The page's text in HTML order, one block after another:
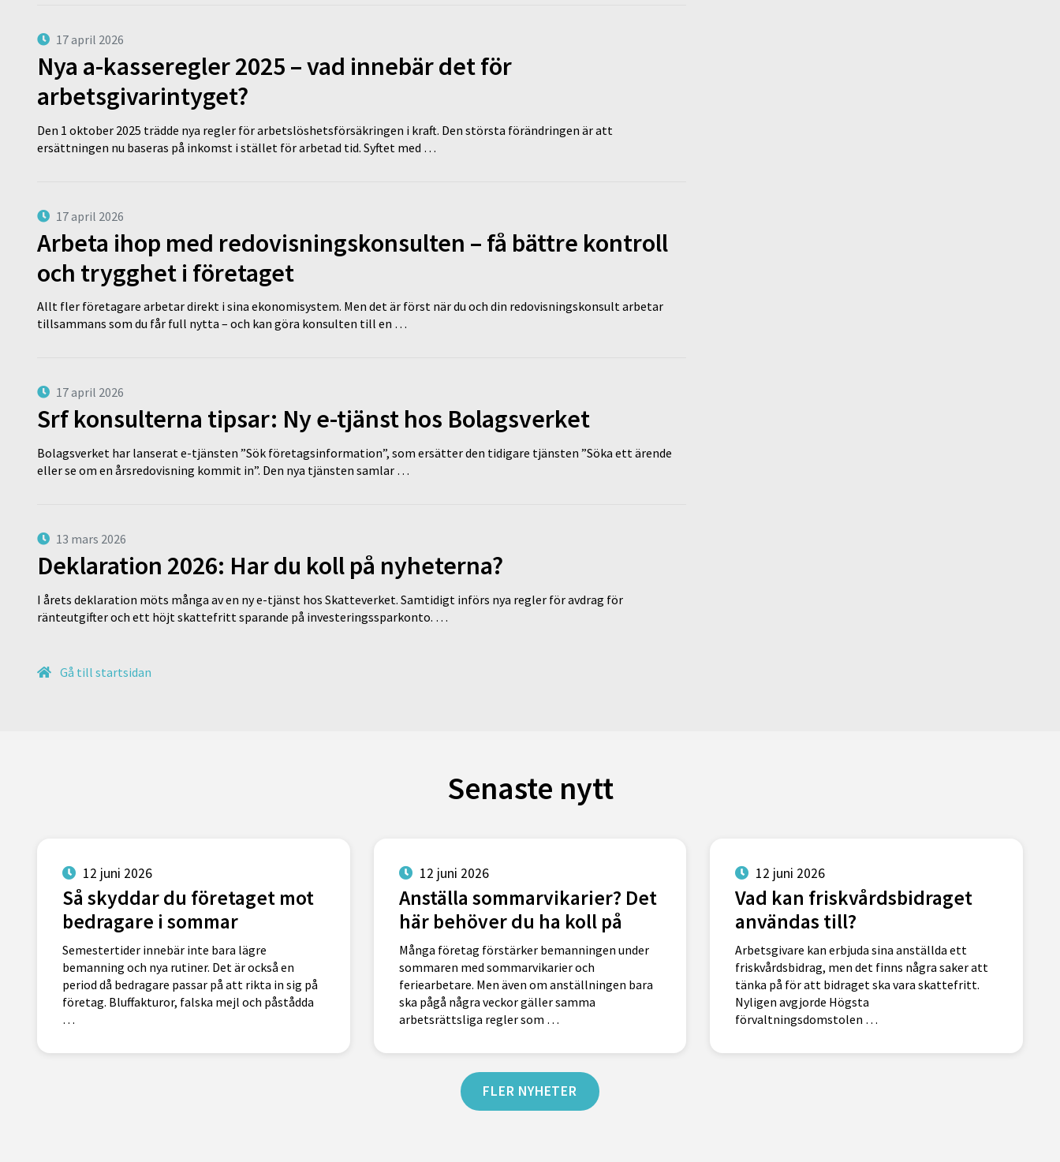
17 april 2026
Nya a-kasseregler 2025 – vad innebär det för
arbetsgivarintyget?
Den 1 oktober 2025 trädde nya regler för arbetslöshetsförsäkringen i kraft. Den största förändringen är att
ersättningen nu baseras på inkomst i stället för arbetad tid. Syftet med …
17 april 2026
Arbeta ihop med redovisningskonsulten – få bättre kontroll
och trygghet i företaget
Allt fler företagare arbetar direkt i sina ekonomisystem. Men det är först när du och din redovisningskonsult arbetar
tillsammans som du får full nytta – och kan göra konsulten till en …
17 april 2026
Srf konsulterna tipsar: Ny e-tjänst hos Bolagsverket
Bolagsverket har lanserat e-tjänsten ”Sök företagsinformation”, som ersätter den tidigare tjänsten ”Söka ett ärende
eller se om en årsredovisning kommit in”. Den nya tjänsten samlar …
13 mars 2026
Deklaration 2026: Har du koll på nyheterna?
I årets deklaration möts många av en ny e-tjänst hos Skatteverket. Samtidigt införs nya regler för avdrag för
ränteutgifter och ett höjt skattefritt sparande på investeringssparkonto. …
Gå till startsidan
Senaste nytt
12 juni 2026
Så skyddar du företaget mot
bedragare i sommar
Semestertider innebär inte bara lägre
bemanning och nya rutiner. Det är också en
period då bedragare passar på att rikta in sig på
företag. Bluffakturor, falska mejl och påstådda
…
12 juni 2026
Anställa sommarvikarier? Det
här behöver du ha koll på
Många företag förstärker bemanningen under
sommaren med sommarvikarier och
feriearbetare. Men även om anställningen bara
ska pågå några veckor gäller samma
arbetsrättsliga regler som …
12 juni 2026
Vad kan friskvårdsbidraget
användas till?
Arbetsgivare kan erbjuda sina anställda ett
friskvårdsbidrag, men det finns några saker att
tänka på för att bidraget ska vara skattefritt.
Nyligen avgjorde Högsta
förvaltningsdomstolen …
FLER NYHETER